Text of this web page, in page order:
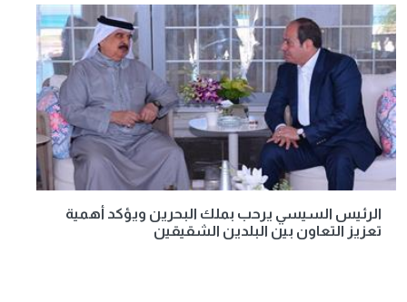
الرئيس السيسي يرحب بملك البحرين ويؤكد أهمية
تعزيز التعاون بين البلدين الشقيقين